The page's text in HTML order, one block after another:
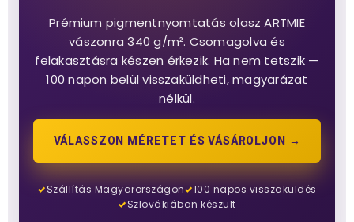
Prémium pigmentnyomtatás olasz ARTMIE
vászonra 340 g/m². Csomagolva és
felakasztásra készen érkezik. Ha nem tetszik —
100 napon belül visszaküldheti, magyarázat
nélkül.
VÁLASSZON MÉRETET ÉS VÁSÁROLJON →
Szállítás Magyarországon
100 napos visszaküldés
Szlovákiában készült